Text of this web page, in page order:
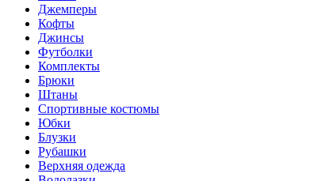
Джемперы
Кофты
Джинсы
Футболки
Комплекты
Брюки
Штаны
Спортивные костюмы
Юбки
Блузки
Рубашки
Верхняя одежда